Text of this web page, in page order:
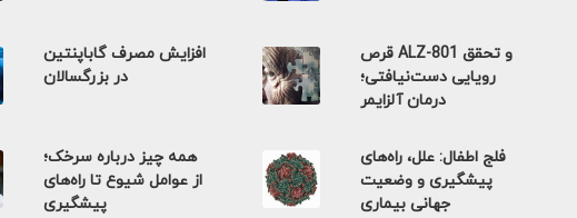
افزایش مصرف گاباپنتین
در بزرگسالان
همه چیز درباره سرخک؛
از عوامل شیوع تا راه‌های
پیشگیری
قرص ALZ-801 و تحقق
رویایی دست‌نیافتی؛
درمان آلزایمر
فلج اطفال: علل، راه‌های
پیشگیری و وضعیت
جهانی بیماری